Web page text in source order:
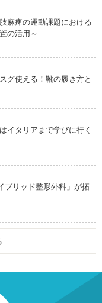
麻痺の運動課題における
の活用～
グ使える！靴の履き方と
イタリアまで学びに行く
ブリッド整形外科」が拓